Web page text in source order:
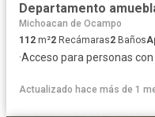
Michoacan de Ocampo
112 m²2 Recámaras2 Baños
·Acceso para personas
Actualizado hace más de 1